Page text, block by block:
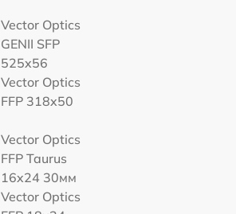
Vector Optics
GENII SFP
525x56
Vector Optics
FFP 318x50
Vector Optics
FFP Taurus
16x24 30мм
Vector Optics